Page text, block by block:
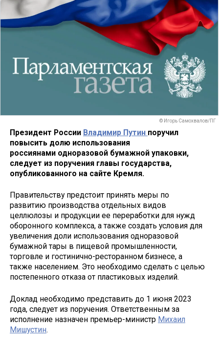
© Игорь Самохвалов/ПГ
Президент России Владимир Путин поручил
повысить долю использования
россиянами одноразовой бумажной упаковки,
следует из поручения главы государства,
опубликованного на сайте Кремля.
Правительству предстоит принять меры по
развитию производства отдельных видов
целлюлозы и продукции ее переработки для нужд
оборонного комплекса, а также создать условия для
увеличения доли использования одноразовой
бумажной тары в пищевой промышленности,
торговле и гостинично-ресторанном бизнесе, а
также населением. Это необходимо сделать с целью
постепенного отказа от пластиковых изделий.
Доклад необходимо представить до 1 июня 2023
года, следует из поручения. Ответственным за
исполнение назначен премьер-министр Михаил
Мишустин.